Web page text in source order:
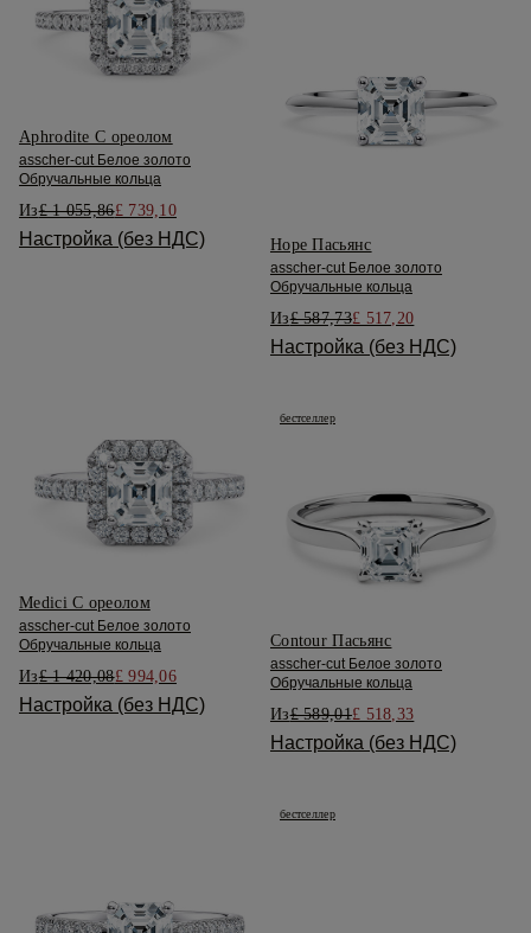
Aphrodite С ореолом
asscher-cut Белое золото
Обручальные кольца
Из£ 1 055,86£ 739,10
Настройка (без НДС) Hope Пасьянс
asscher-cut Белое золото
Обручальные кольца
Из£ 587,73£ 517,20
Настройка (без НДС)
Medici С ореолом
asscher-cut Белое золото
Обручальные кольца
Из£ 1 420,08£ 994,06
Настройка (без НДС)
бестселлер
Contour Пасьянс
asscher-cut Белое золото
Обручальные кольца
Из£ 589,01£ 518,33
Настройка (без НДС)
бестселлер